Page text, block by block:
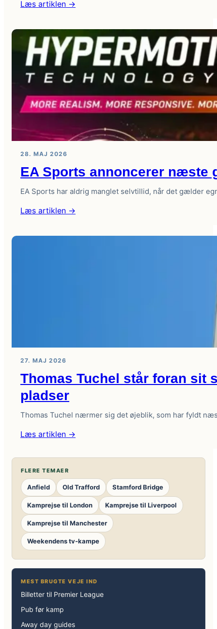
Læs artiklen →
2026
–
Kan
England
endelig
løfte
trofæet?
28. MAJ 2026
EA Sports annoncerer næste
EA Sports har aldrig manglet selvtillid, når det gælder
Læs artiklen →
Sports
titel
27. MAJ 2026
Thomas Tuchel står foran sit
pladser
Thomas Tuchel nærmer sig det øjeblik, som har fyldt
Læs artiklen →
Tuchel
foran
sit
største
England-
valg:
Flere
profiler
kæmper
de
sidste
FLERE TEMAER
Anfield Old Trafford Stamford Bridge
Kamprejse til London Kamprejse til Liverpool
Kamprejse til Manchester
Weekendens tv-kampe
MEST BRUGTE VEJE IND
Billetter til Premier League
Pub før kamp
Away day guides